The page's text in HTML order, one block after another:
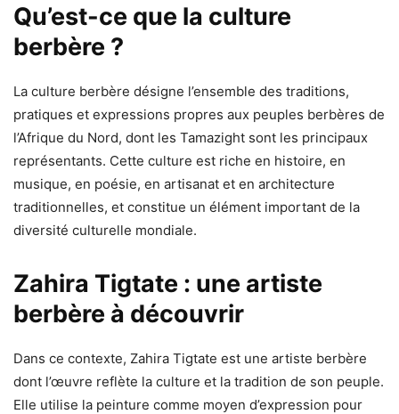
Qu’est-ce que la culture
berbère ?
La culture berbère désigne l’ensemble des traditions,
pratiques et expressions propres aux peuples berbères de
l’Afrique du Nord, dont les Tamazight sont les principaux
représentants. Cette culture est riche en histoire, en
musique, en poésie, en artisanat et en architecture
traditionnelles, et constitue un élément important de la
diversité culturelle mondiale.
Zahira Tigtate : une artiste
berbère à découvrir
Dans ce contexte, Zahira Tigtate est une artiste berbère
dont l’œuvre reflète la culture et la tradition de son peuple.
Elle utilise la peinture comme moyen d’expression pour